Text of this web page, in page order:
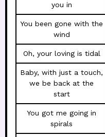
you in
You been gone with the
wind
Oh, your loving is tidal
Baby, with just a touch,
we be back at the
start
You got me going in
spirals